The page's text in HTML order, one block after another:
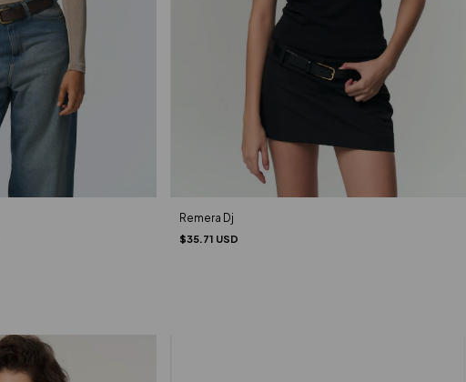
Remera Dj
$35.71 USD